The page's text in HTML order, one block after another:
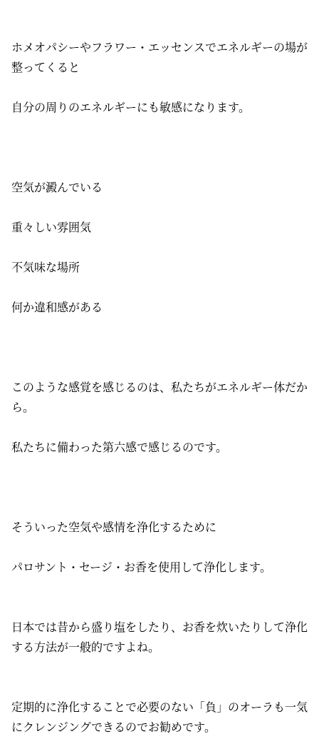
ホメオパシーやフラワー・エッセンスでエネルギーの場が
整ってくると
自分の周りのエネルギーにも敏感になります。
空気が澱んでいる
重々しい雰囲気
不気味な場所
何か違和感がある
このような感覚を感じるのは、私たちがエネルギー体だか
ら。
私たちに備わった第六感で感じるのです。
そういった空気や感情を浄化するために
パロサント・セージ・お香を使用して浄化します。
日本では昔から盛り塩をしたり、お香を炊いたりして浄化
する方法が一般的ですよね。
定期的に浄化することで必要のない「負」のオーラも一気
にクレンジングできるのでお勧めです。